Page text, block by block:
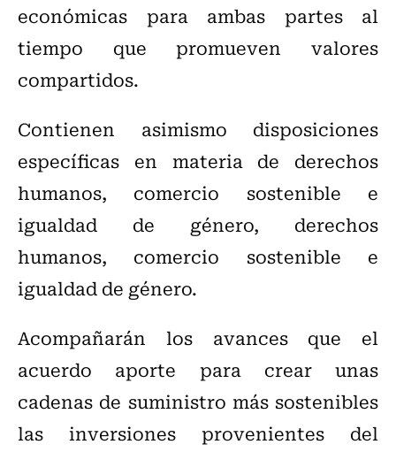
económicas para ambas partes al
tiempo que promueven valores
compartidos.
Contienen asimismo disposiciones
específicas en materia de derechos
humanos, comercio sostenible e
igualdad de género, derechos
humanos, comercio sostenible e
igualdad de género.
Acompañarán los avances que el
acuerdo aporte para crear unas
cadenas de suministro más sostenibles
las inversiones provenientes del